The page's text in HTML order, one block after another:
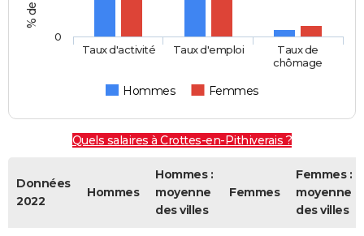
Hommes Femmes
Taux d'activité Taux d'emploi
Taux de
chômage
0
Quels salaires à Crottes-en-Pithiverais ?
Données
2022
Hommes
Hommes :
moyenne
des villes
Femmes
Femmes :
moyenne
des villes